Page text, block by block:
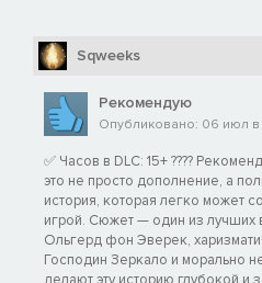
Sqweeks
Рекомендую
Опубликовано: 06 июл
✅ Часов в DLC: 15+ ????
это не просто дополнение, а
история, которая легко может
игрой. Сюжет — один из лучших
Ольгерд фон Эверек,
Господин Зеркало и морально
делают эту историю глубокой и